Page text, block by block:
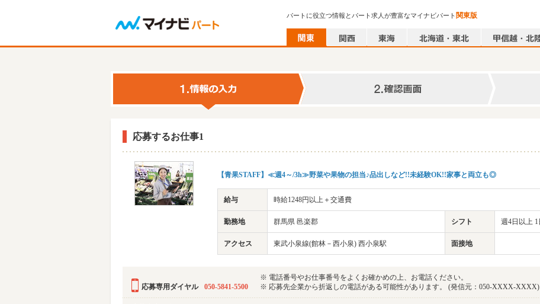
パートに役立つ情報とパート求人が豊富なマイナビパート 関東版
応募するお仕事1
【青果STAFF】≪週4～/3h≫野菜や果物の担当♪品出しなど!!未経験OK!!家事と両立も◎
給与 時給1248円以上＋交通費
勤務地 群馬県 邑楽郡 シフト 週4日以上
アクセス 東武小泉線(館林－西小泉) 西小泉駅 面接地
応募専用ダイヤル 050-5841-5500
※ 電話番号やお仕事番号をよくお確かめの上、お電話ください。
※ 応募先企業から折返しの電話がある可能性があります。 (発信元：050-XXXX-XXXX)